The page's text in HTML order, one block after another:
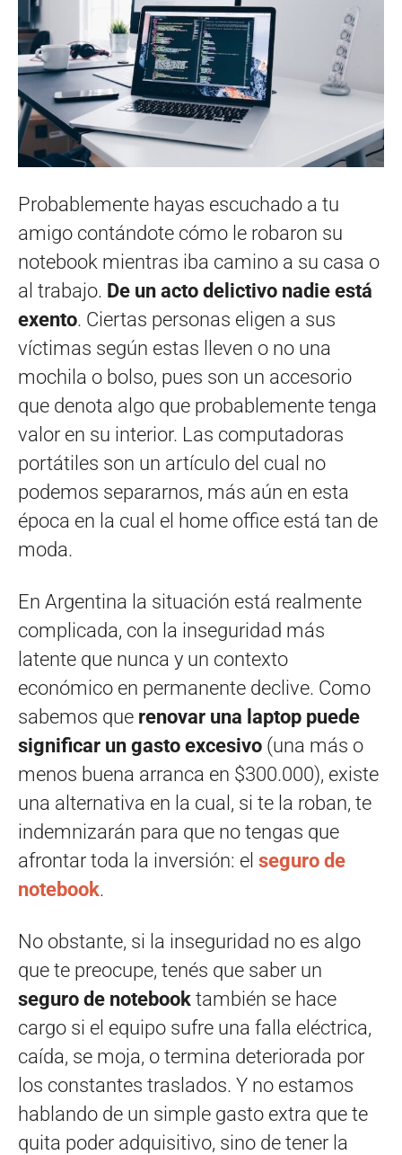
Probablemente hayas escuchado a tu
amigo contándote cómo le robaron su
notebook mientras iba camino a su casa o
al trabajo. De un acto delictivo nadie está
exento. Ciertas personas eligen a sus
víctimas según estas lleven o no una
mochila o bolso, pues son un accesorio
que denota algo que probablemente tenga
valor en su interior. Las computadoras
portátiles son un artículo del cual no
podemos separarnos, más aún en esta
época en la cual el home office está tan de
moda.
En Argentina la situación está realmente
complicada, con la inseguridad más
latente que nunca y un contexto
económico en permanente declive. Como
sabemos que renovar una laptop puede
significar un gasto excesivo (una más o
menos buena arranca en $300.000), existe
una alternativa en la cual, si te la roban, te
indemnizarán para que no tengas que
afrontar toda la inversión: el seguro de
notebook.
No obstante, si la inseguridad no es algo
que te preocupe, tenés que saber un
seguro de notebook también se hace
cargo si el equipo sufre una falla eléctrica,
caída, se moja, o termina deteriorada por
los constantes traslados. Y no estamos
hablando de un simple gasto extra que te
quita poder adquisitivo, sino de tener la